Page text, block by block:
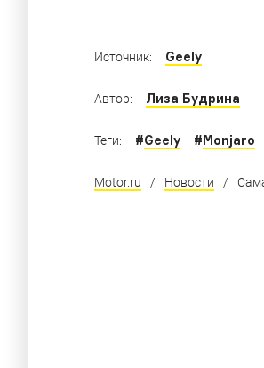
Источник: Geely
Автор: Лиза Будрина
Теги: #Geely #Monjaro
Motor.ru / Новости /